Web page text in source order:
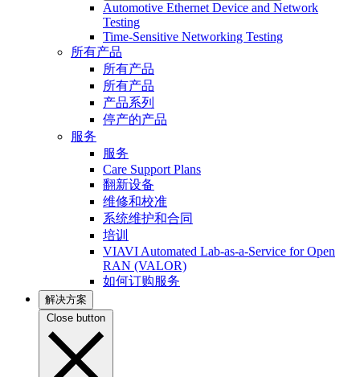
Automotive Ethernet Device and Network
Testing
Time-Sensitive Networking Testing
所有产品
所有产品
所有产品
产品系列
停产的产品
服务
服务
Care Support Plans
翻新设备
维修和校准
系统维护和合同
培训
VIAVI Automated Lab-as-a-Service for Open
RAN (VALOR)
如何订购服务
解决方案
Close button